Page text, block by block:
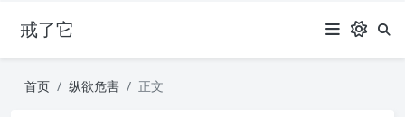
戒了它
首页 纵欲危害 正文